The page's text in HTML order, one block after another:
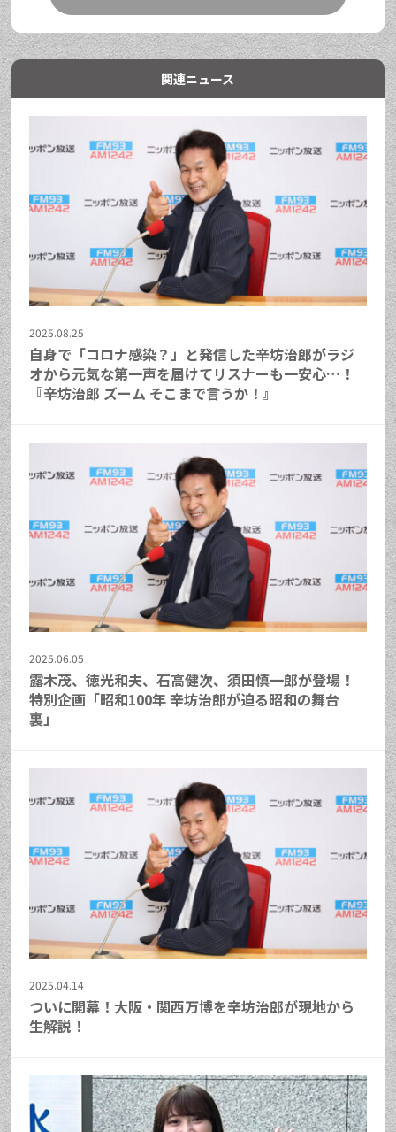
関連ニュース
2025.08.25
自身で「コロナ感染？」と発信した辛坊治郎がラジ
オから元気な第一声を届けてリスナーも一安心…！
『辛坊治郎 ズーム そこまで言うか！』
2025.06.05
露木茂、徳光和夫、石高健次、須田慎一郎が登場！
特別企画「昭和100年 辛坊治郎が迫る昭和の舞台
裏」
2025.04.14
ついに開幕！大阪・関西万博を辛坊治郎が現地から
生解説！